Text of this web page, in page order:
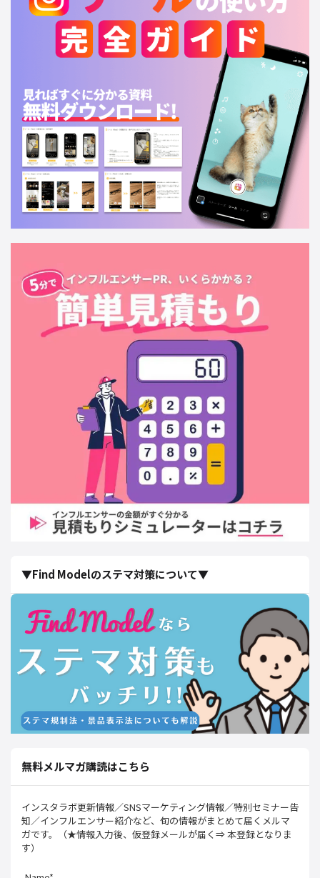
▼Find Modelのステマ対策について▼
無料メルマガ購読はこちら
インスタラボ更新情報／SNSマーケティング情報／特別セミナー告
知／インフルエンサー紹介など、旬の情報がまとめて届くメルマ
ガです。（★情報入力後、仮登録メールが届く⇒ 本登録となりま
す）